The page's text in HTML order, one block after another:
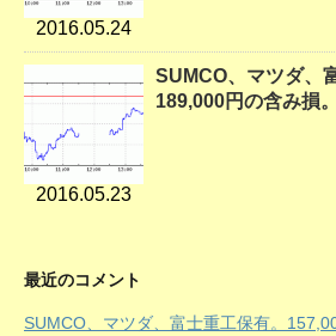
2016.05.24
2016.05.23
SUMCO、マツダ、
189,000円の含み損。
最近のコメント
SUMCO、マツダ、富士重工保有。